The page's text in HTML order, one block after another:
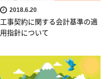
2018.6.20
工事契約に関する会計基準の適
用指針について